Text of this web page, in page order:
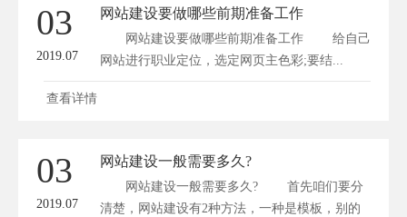
03
2019.07
网站建设要做哪些前期准备工作
网站建设要做哪些前期准备工作 给自己
网站进行职业定位，选定网页主色彩;要结...
查看详情
03
2019.07
网站建设一般需要多久?
网站建设一般需要多久? 首先咱们要分
清楚，网站建设有2种方法，一种是模板，别的